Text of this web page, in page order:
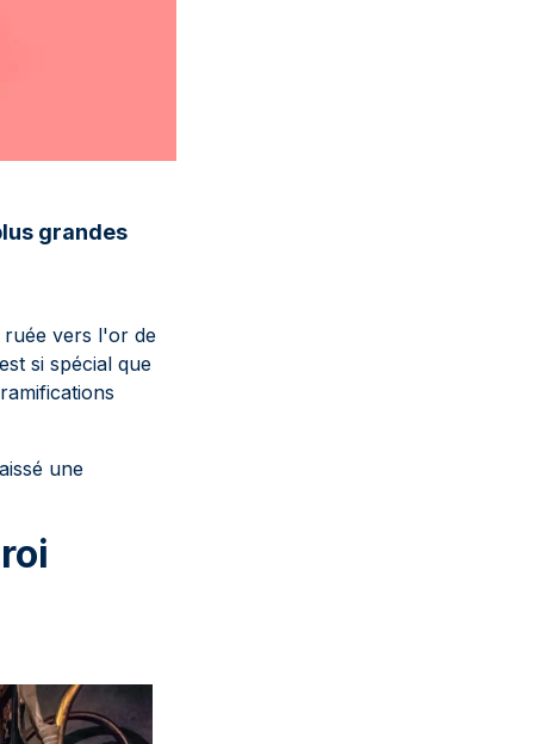
grandes
ruée vers l'or de
si spécial que
une